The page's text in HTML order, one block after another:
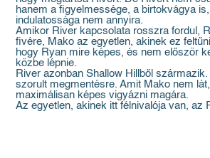
hanem a figyelmessége, a birtokvágya
indulatossága nem annyira.
Amikor River kapcsolata rosszra fordul,
fivére, Mako az egyetlen, akinek ez
hogy Ryan mire képes, és nem először
közbe lépnie.
River azonban Shallow Hillből
szorult megmentésre. Amit Mako nem
maximálisan képes vigyázni magára.
Az egyetlen, akinek itt félnivalója van, az